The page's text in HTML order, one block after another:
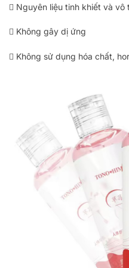
 Nguyên liệu tinh khiết và vô
 Không gây dị ứng
 Không sử dụng hóa chất,